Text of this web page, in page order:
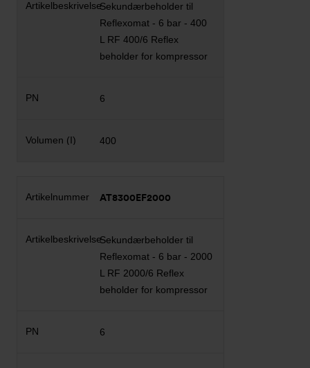
Sekundærbeholder til
Reflexomat - 6 bar - 400
L RF 400/6 Reflex
beholder for kompressor
6
400
AT8300EF2000
Sekundærbeholder til
Reflexomat - 6 bar - 2000
L RF 2000/6 Reflex
beholder for kompressor
6